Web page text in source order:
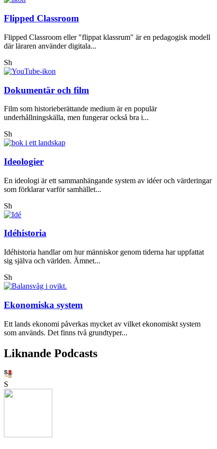
Flipped Classroom
Flipped Classroom eller "flippat klassrum" är en pedagogisk modell
där läraren använder digitala...
Sh
Dokumentär och film
Film som historieberättande medium är en populär
underhållningskälla, men fungerar också bra i...
Sh
Ideologier
En ideologi är ett sammanhängande system av idéer och värderingar
som förklarar varför samhället...
Sh
Idéhistoria
Idéhistoria handlar om hur människor genom tiderna har uppfattat
sig själva och världen. Ämnet...
Sh
Ekonomiska system
Ett lands ekonomi påverkas mycket av vilket ekonomiskt system
som används. Det finns två grundtyper...
Liknande Podcasts
S